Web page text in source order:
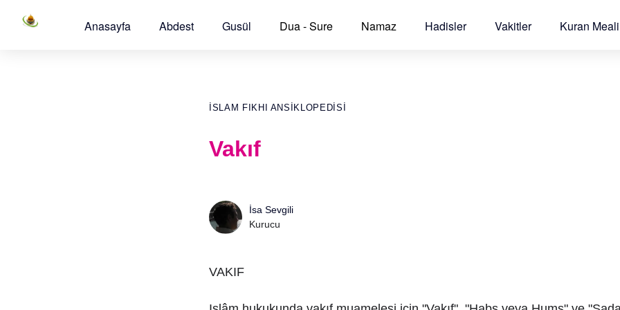
Anasayfa Abdest Gusül Dua - Sure Namaz Hadisler Vakitler Kuran Meali
İSLAM FIKHI ANSIKLOPEDISI
Vakıf
İsa Sevgili
Kurucu
VAKIF